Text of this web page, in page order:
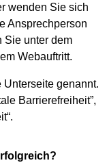
wenden Sie sich
Ansprechperson
Sie unter dem
Webauftritt.
genannt.
Barrierefreiheit”,